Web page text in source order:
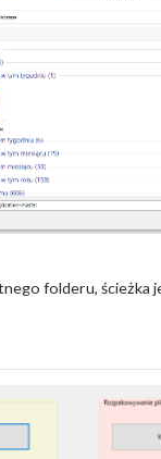
folderu, ścieżka